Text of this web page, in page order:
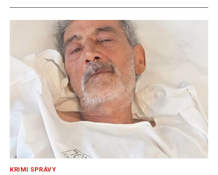
KRIMI SPRÁVY